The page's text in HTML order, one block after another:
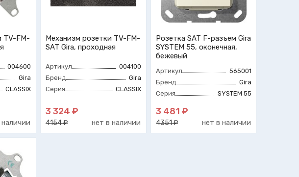
TV-FM-
004600
Gira
CLASSIX
Механизм розетки TV-FM-
SAT Gira, проходная
Артикул
004100
Бренд
Gira
Серия
CLASSIX
3 324 ₽
4154 ₽ нет в наличии
Розетка SAT F-разъем Gira
SYSTEM 55, оконечная,
бежевый
Артикул
565001
Бренд
Gira
Серия
SYSTEM 55
3 481 ₽
4351 ₽ нет в наличии